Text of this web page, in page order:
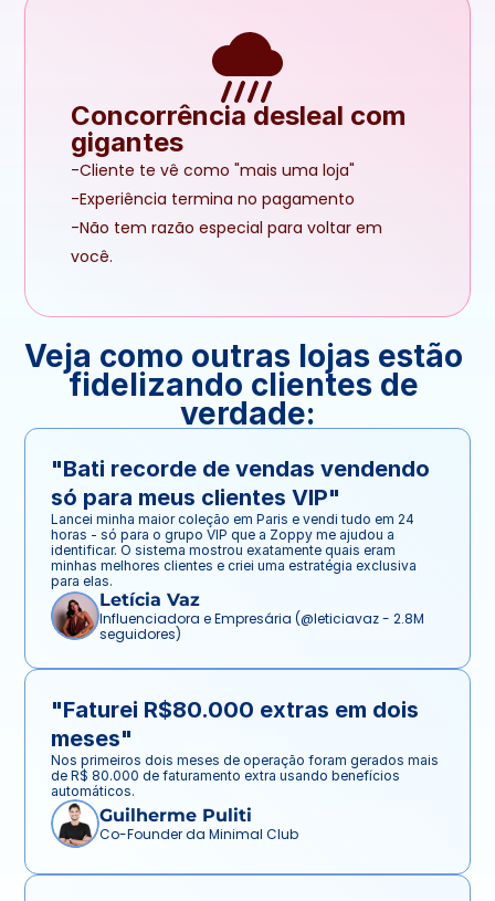
Concorrência desleal com
gigantes
-Cliente te vê como "mais uma loja"
-Experiência termina no pagamento
-Não tem razão especial para voltar em
você.
Veja como outras lojas estão
fidelizando clientes de
verdade:
"Bati recorde de vendas vendendo
só para meus clientes VIP"
Lancei minha maior coleção em Paris e vendi tudo em 24
horas - só para o grupo VIP que a Zoppy me ajudou a
identificar. O sistema mostrou exatamente quais eram
minhas melhores clientes e criei uma estratégia exclusiva
para elas.
Letícia Vaz
Influenciadora e Empresária (@leticiavaz - 2.8M
seguidores)
"Faturei R$80.000 extras em dois
meses"
Nos primeiros dois meses de operação foram gerados mais
de R$ 80.000 de faturamento extra usando benefícios
automáticos.
Guilherme Puliti
Co-Founder da Minimal Club